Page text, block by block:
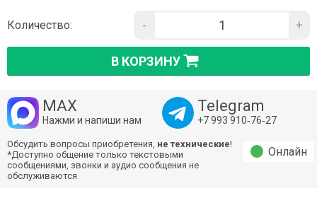
Количество: - +
В КОРЗИНУ
MAX
Нажми и напиши нам
Telegram
+7 993 910‑76‑27
Обсудить вопросы приобретения, не технические!
*Доступно общение только текстовыми
сообщениями, звонки и аудио сообщения не
обслуживаются
Онлайн